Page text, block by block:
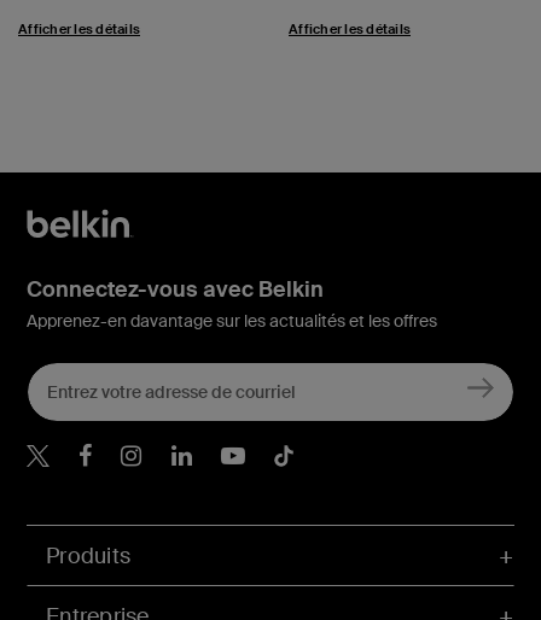
Afficher les détails Afficher les détails
Produits
Connectez-vous avec Belkin
Apprenez-en davantage sur les actualités et les offres
Belkin Twitter
Belkin Facebook
Belkin Instagram
Belkin LinkedIn
Belkin Youtube
Belkin TikTok